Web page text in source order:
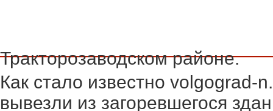
Тракторозаводском районе.
Как стало известно volgograd-
вывезли из загоревшегося